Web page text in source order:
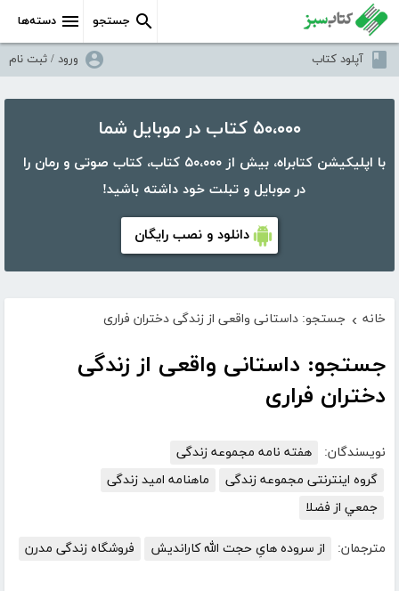
دسته‌ها جستجو
آپلود کتاب ورود / ثبت نام
۵۰،۰۰۰ کتاب در موبایل شما
با اپلیکیشن کتابراه، بیش از ۵۰،۰۰۰ کتاب، کتاب صوتی و رمان را
در موبایل و تبلت خود داشته باشید!
دانلود و نصب رایگان
خانه › جستجو: داستانی واقعی از زندگی دختران فراری
جستجو: داستانی واقعی از زندگی
دختران فراری
نویسندگان:
هفته نامه مجموعه زندگی
گروه اینترنتی مجموعه زندگی
ماهنامه امید زندگی
جمعي از فضلا
مترجمان: از سروده هایِ حجت الله کاراندیش فروشگاه زندگی مدرن